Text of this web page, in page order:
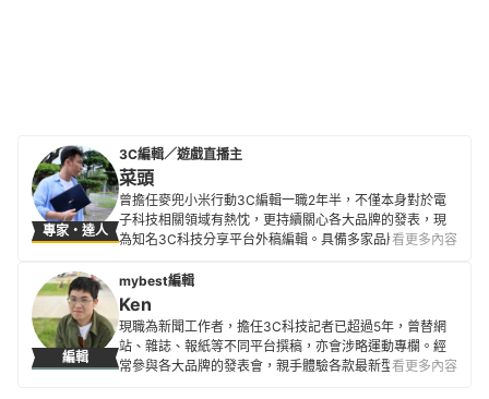
專家・達人
3C編輯／遊戲直播主
菜頭
曾擔任麥兜小米行動3C編輯一職2年半，不僅本身對於電
子科技相關領域有熱忱，更持續關心各大品牌的發表，現
為知名3C科技分享平台外稿編輯。具備多家品牌及多樣3C
等商品的最新潮流與性能設計，致力於提供更貼近使用者
需求的專業指引。
菜頭的簡介
看更多內容
編輯
mybest編輯
Ken
現職為新聞工作者，擔任3C科技記者已超過5年，曾替網
站、雜誌、報紙等不同平台撰稿，亦會涉略運動專欄。經
常參與各大品牌的發表會，親手體驗各款最新型的科技產
看更多內容